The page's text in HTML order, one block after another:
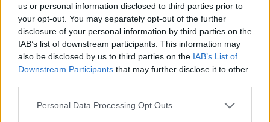
us or personal information disclosed to third parties prior to
your opt-out. You may separately opt-out of the further
disclosure of your personal information by third parties on the
IAB’s list of downstream participants. This information may
also be disclosed by us to third parties on the IAB’s List of
Downstream Participants that may further disclose it to other
Please note that this website/app uses one or more Google
Personal Data Processing Opt Outs